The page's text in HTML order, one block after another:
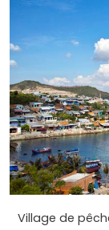
Village de